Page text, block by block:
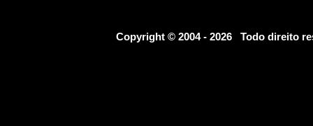
Copyright © 2004 - 2026 Todo direito